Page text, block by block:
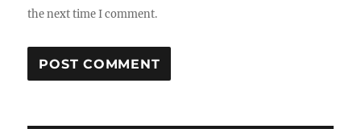
the next time I comment.